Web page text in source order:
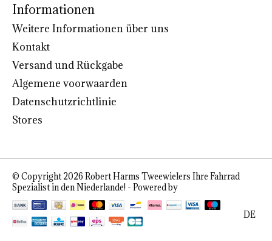
Informationen
Weitere Informationen über uns
Kontakt
Versand und Rückgabe
Algemene voorwaarden
Datenschutzrichtlinie
Stores
© Copyright 2026 Robert Harms Tweewielers Ihre Fahrrad
Spezialist in den Niederlande! - Powered by
DE